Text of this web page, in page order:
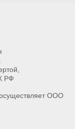
РФ
ООО